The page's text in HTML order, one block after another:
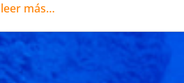
leer más…